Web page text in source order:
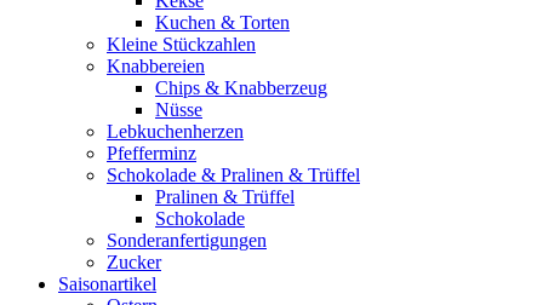
Kuchen & Torten
Kleine Stückzahlen
Knabbereien
Chips & Knabberzeug
Nüsse
Lebkuchenherzen
Pfefferminz
Schokolade & Pralinen & Trüffel
Pralinen & Trüffel
Schokolade
Sonderanfertigungen
Zucker
Saisonartikel